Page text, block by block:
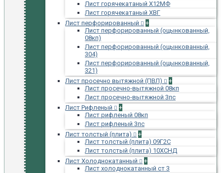
Лист горячекатаный Х12МФ
Лист горячекатаный ХВГ
Лист перфорированный
+
Лист перфорированный (оцынкованный,
08кп)
Лист перфорированный (оцынкованный,
304)
Лист перфорированный (оцынкованный,
321)
Лист просечно вытяжной (ПВЛ)
+
Лист просечно-вытяжной 08кп
Лист просечно-вытяжной 3пс
Лист Рифленый
+
Лист рифленый 08кп
Лист рифленый 3пс
Лист толстый (плита)
+
Лист толстый (плита) 09Г2С
Лист толстый (плита) 10ХСНД
Лист Холоднокатанный
+
Лист холоднокатанный ст 3